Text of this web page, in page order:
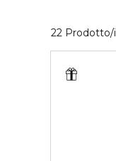
22 Prodotto/i